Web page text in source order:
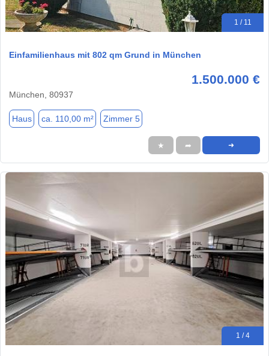
1 / 11
Einfamilienhaus mit 802 qm Grund in München
1.500.000 €
München, 80937
Haus ca. 110,00 m² Zimmer 5
★ ➦ ➜
1 / 4